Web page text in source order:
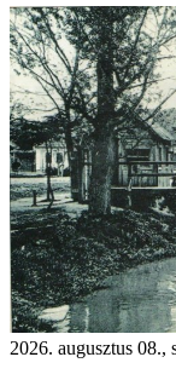
2026. augusztus 08.,